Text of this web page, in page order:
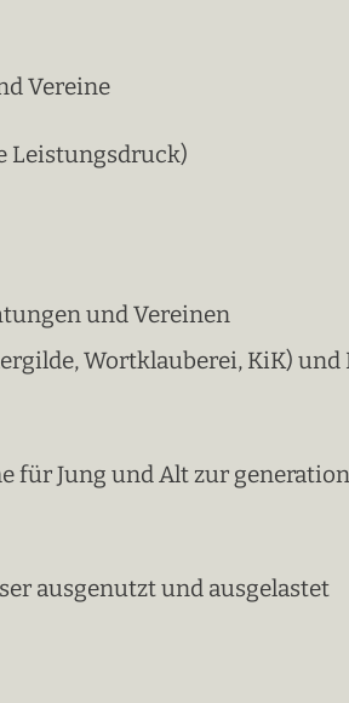
Vereine
Leistungsdruck)
und Vereinen
Wortklauberei, KiK)
für Jung und Alt zur
ausgenutzt und ausgelastet